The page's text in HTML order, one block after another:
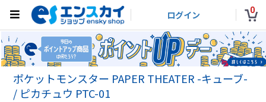
ログイン 0
ポケットモンスター PAPER THEATER -キューブ-
/ ピカチュウ PTC-01